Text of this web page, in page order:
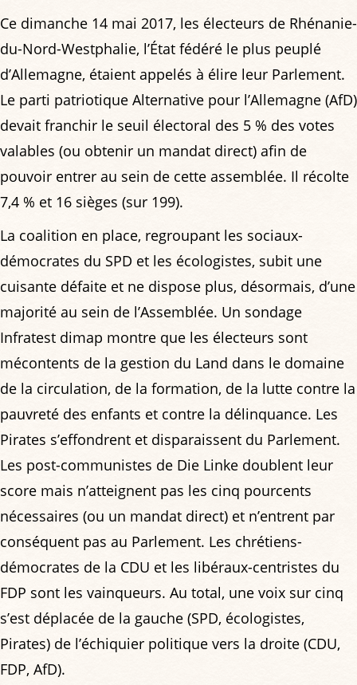
Ce dimanche 14 mai 2017, les électeurs de Rhénanie-
du-Nord-Westphalie, l’État fédéré le plus peuplé
d’Allemagne, étaient appelés à élire leur Parlement.
Le parti patriotique Alternative pour l’Allemagne (AfD)
devait franchir le seuil électoral des 5 % des votes
valables (ou obtenir un mandat direct) afin de
pouvoir entrer au sein de cette assemblée. Il récolte
7,4 % et 16 sièges (sur 199).
La coalition en place, regroupant les sociaux-
démocrates du SPD et les écologistes, subit une
cuisante défaite et ne dispose plus, désormais, d’une
majorité au sein de l’Assemblée. Un sondage
Infratest dimap montre que les électeurs sont
mécontents de la gestion du Land dans le domaine
de la circulation, de la formation, de la lutte contre la
pauvreté des enfants et contre la délinquance. Les
Pirates s’effondrent et disparaissent du Parlement.
Les post-communistes de Die Linke doublent leur
score mais n’atteignent pas les cinq pourcents
nécessaires (ou un mandat direct) et n’entrent par
conséquent pas au Parlement. Les chrétiens-
démocrates de la CDU et les libéraux-centristes du
FDP sont les vainqueurs. Au total, une voix sur cinq
s’est déplacée de la gauche (SPD, écologistes,
Pirates) de l’échiquier politique vers la droite (CDU,
FDP, AfD).